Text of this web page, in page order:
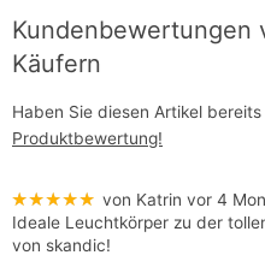
Kundenbewertungen
Käufern
Haben Sie diesen Artikel
Produktbewertung!
★★★★★ von Katrin vor 4
Ideale Leuchtkörper zu der
von skandic!